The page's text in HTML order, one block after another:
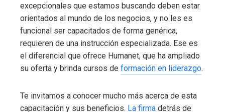
excepcionales que estamos buscando deben estar
orientados al mundo de los negocios, y no les es
funcional ser capacitados de forma genérica,
requieren de una instrucción especializada. Ese es
el diferencial que ofrece Humanet, que ha ampliado
su oferta y brinda cursos de formación en liderazgo.
Te invitamos a conocer mucho más acerca de esta
capacitación y sus beneficios. La firma detrás de